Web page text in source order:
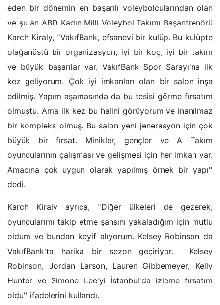
eden bir dönemin en başarılı voleybolcularından olan
ve şu an ABD Kadın Milli Voleybol Takımı Başantrenörü
Karch Kiraly, ''VakıfBank, efsanevi bir kulüp. Bu kulüpte
olağanüstü bir organizasyon, iyi bir koç, iyi bir takım
ve büyük başarılar var. VakıfBank Spor Sarayı'na ilk
kez geliyorum. Çok iyi imkanları olan bir salon inşa
edilmiş. Yapım aşamasında da bu tesisi görme fırsatım
olmuştu. Ama ilk kez bu halini görüyorum ve inanılmaz
bir kompleks olmuş. Bu salon yeni jenerasyon için çok
büyük bir fırsat. Minikler, gençler ve A Takım
oyuncularının çalışması ve gelişmesi için her imkan var.
Amacına çok uygun olarak yapılmış örnek bir yapı''
dedi.
Karch Kiraly ayrıca, ''Diğer ülkeleri de gezerek,
oyuncularımı takip etme şansını yakaladığım için mutlu
oldum ve bundan keyif alıyorum. Kelsey Robinson da
VakıfBank'ta harika bir sezon geçiriyor. Kelsey
Robinson, Jordan Larson, Lauren Gibbemeyer,
Kelly
Hunter ve Simone Lee'yi İstanbul'da izleme fırsatım
oldu'' ifadelerini kullandı.